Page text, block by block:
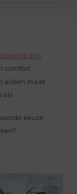
zijn
comfort
alleen maat
als
keuze